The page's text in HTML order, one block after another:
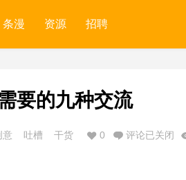
条漫 资源 招聘
要的九种交流
意 吐槽 干货 0 评论已关闭